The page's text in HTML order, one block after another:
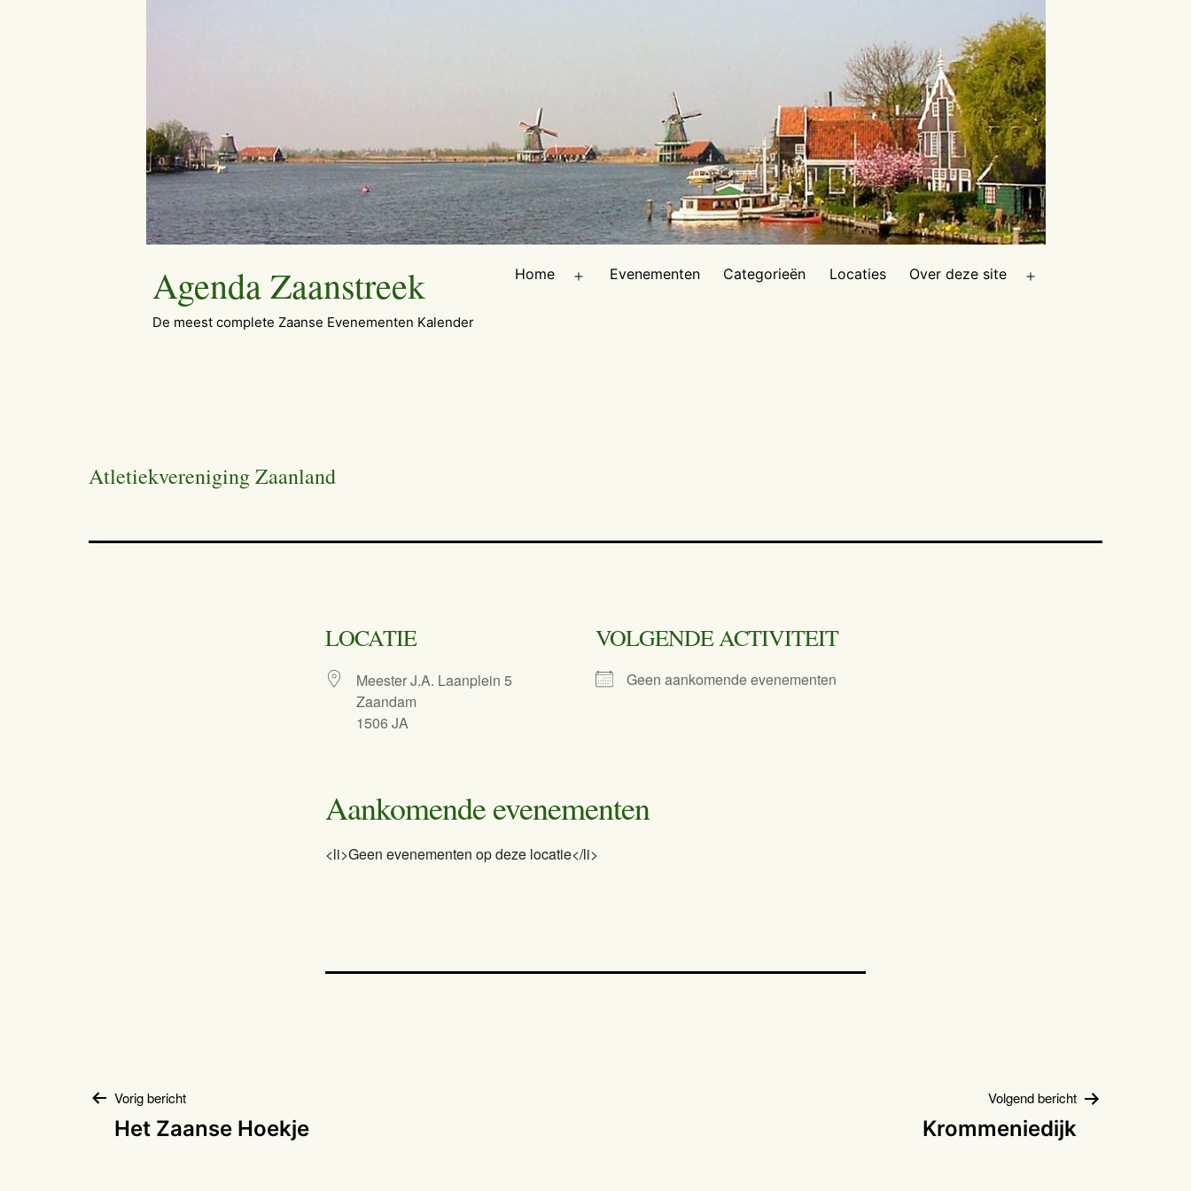
Agenda Zaanstreek
De meest complete Zaanse Evenementen Kalender
Home Evenementen Categorieën Locaties Over deze site
Atletiekvereniging Zaanland
LOCATIE
Meester J.A. Laanplein 5
Zaandam
1506 JA
VOLGENDE ACTIVITEIT
Geen aankomende evenementen
Aankomende evenementen
<li>Geen evenementen op deze locatie</li>
Bericht
Vorig bericht
Het Zaanse Hoekje
Volgend bericht
Krommeniedijk